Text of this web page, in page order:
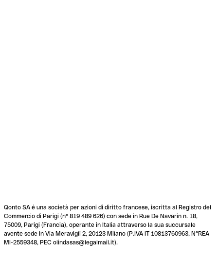
Qonto SA é una società per azioni di diritto francese, iscritta al Registro del
Commercio di Parigi (n° 819 489 626) con sede in Rue De Navarin n. 18,
75009, Parigi (Francia), operante in Italia attraverso la sua succursale
avente sede in Via Meravigli 2, 20123 Milano (P.IVA IT 10813760963, N°REA
MI-2559348, PEC olindasas@legalmail.it).